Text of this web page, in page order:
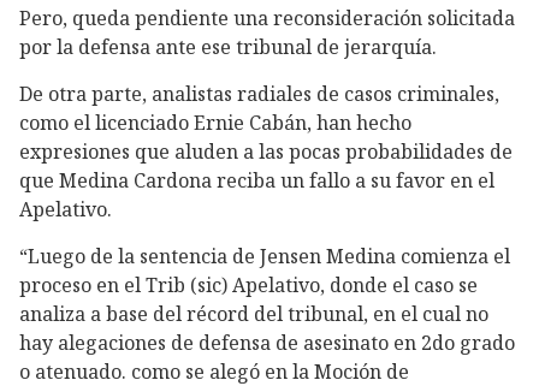
Pero, queda pendiente una reconsideración solicitada
por la defensa ante ese tribunal de jerarquía.
De otra parte, analistas radiales de casos criminales,
como el licenciado Ernie Cabán, han hecho
expresiones que aluden a las pocas probabilidades de
que Medina Cardona reciba un fallo a su favor en el
Apelativo.
“Luego de la sentencia de Jensen Medina comienza el
proceso en el Trib (sic) Apelativo, donde el caso se
analiza a base del récord del tribunal, en el cual no
hay alegaciones de defensa de asesinato en 2do grado
o atenuado. como se alegó en la Moción de